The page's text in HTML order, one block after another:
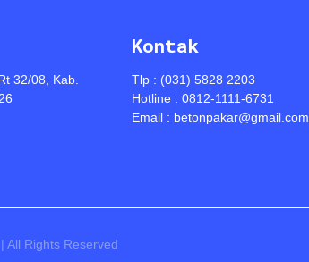
32/08, Kab.
Kontak
Tlp : (031) 5828 2203
Hotline : 0812-1111-6731
Email : betonpakar@gmail.com
All Rights Reserved